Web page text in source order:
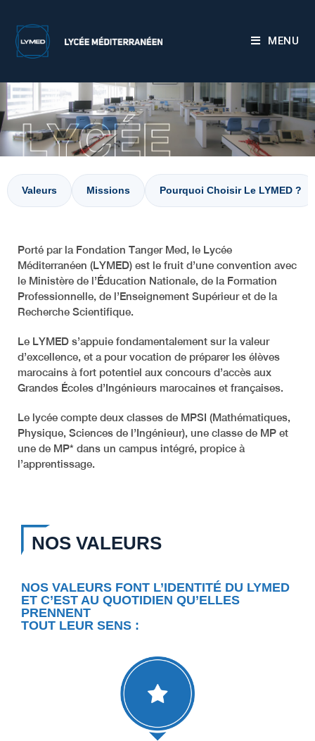
MENU
Valeurs Missions Pourquoi Choisir Le LYMED ?
Porté par la Fondation Tanger Med, le Lycée
Méditerranéen (LYMED) est le fruit d’une convention avec
le Ministère de l’Éducation Nationale, de la Formation
Professionnelle, de l’Enseignement Supérieur et de la
Recherche Scientifique.
Le LYMED s’appuie fondamentalement sur la valeur
d’excellence, et a pour vocation de préparer les élèves
marocains à fort potentiel aux concours d’accès aux
Grandes Écoles d’Ingénieurs marocaines et françaises.
Le lycée compte deux classes de MPSI (Mathématiques,
Physique, Sciences de l’Ingénieur), une classe de MP et
une de MP* dans un campus intégré, propice à
l’apprentissage.
NOS VALEURS
NOS VALEURS FONT L’IDENTITÉ DU LYMED
ET C’EST AU QUOTIDIEN QU’ELLES
PRENNENT
TOUT LEUR SENS :